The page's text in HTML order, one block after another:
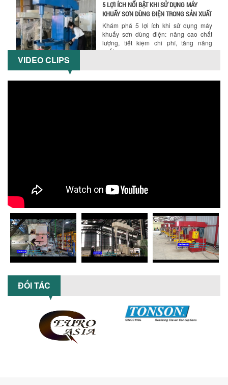
5 LỢI ÍCH NỔI BẬT KHI SỬ DỤNG MÁY
KHUẤY SƠN DÙNG ĐIỆN TRONG SẢN XUẤT
Khám phá 5 lợi ích khi sử dụng máy
khuấy sơn dùng điện: nâng cao chất
lượng, tiết kiệm chi phí, tăng năng
suất,...
nghiệp...
MÁY NGHIỀN HỮU CƠ LỎNG: GIẢI PHÁP
TỐI ƯU VỚI CÔNG NGHỆ MÁY NGHIỀN
NGANG CÁNH NGHIỀN CERAMIC
Máy nghiền hữu cơ lỏng sử dụng công
nghệ máy nghiền ngang cánh nghiền
ceramic giúp nâng cao độ mịn, hiệu
suất...
Tìm hiểu lợi ích khi đầu tư máy trộn
phân bón nằm ngang: nâng cao hiệu
VIDEO CLIPS
ĐỐI TÁC